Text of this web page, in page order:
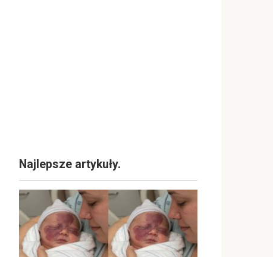
Najlepsze artykuły.